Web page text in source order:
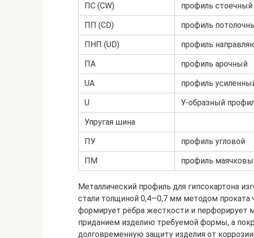
ПС (CW) профиль стоечный
ПП (CD) профиль
ПНП (UD) профиль
ПА профиль арочный
UA профиль
U У-образный
Упругая шина
ПУ профиль угловой
ПМ профиль
Металлический профиль для гипсокартона
стали толщиной 0,4—0,7 мм методом проката
формирует рёбра жесткости и перфорирует
приданием изделию требуемой формы, а
долговременную защиту изделия от коррозии.